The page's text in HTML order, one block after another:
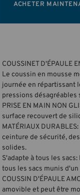
ACHETER
COUSSINET D'ÉPAULE
Le coussin en mousse
journée en répartissant
pressions désagréables
PRISE EN MAIN NON
surface recouvert de
MATÉRIAUX
ceinture de sécurité,
solides.
S'adapte à tous les
tous les sacs munis d'un
COUSSIN D'ÉPAULE
amovible et peut être